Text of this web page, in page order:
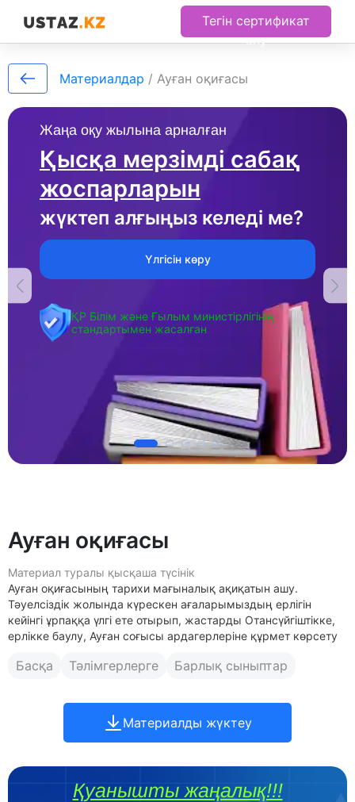
Тегін сертификат
алу
Жаңа оқу жылына арналған
Қысқа мерзімді сабақ
жоспарларын
жүктеп алғыңыз келеді ме?
Үлгісін көру
ҚР Білім және Ғылым министірлігінің
стандартымен жасалған
Материалдар / Ауған оқиғасы
Ауған оқиғасы
Материал туралы қысқаша түсінік
Ауған оқиғасының тарихи мағыналық ақиқатын ашу.
Тәуелсіздік жолында күрескен ағаларымыздың ерлігін
кейінгі ұрпаққа үлгі ете отырып, жастарды Отансүйгіштікке,
ерлікке баулу, Ауған соғысы ардагерлеріне құрмет көрсету
Басқа Тәлімгерлерге Барлық сыныптар
Материалды жүктеу
Қуанышты жаңалық!!!